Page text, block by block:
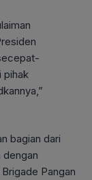
pihak
bagian dari
Pangan